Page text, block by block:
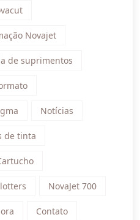
Novajet
de suprimentos
Notícias
de tinta
NovaJet 700
Contato